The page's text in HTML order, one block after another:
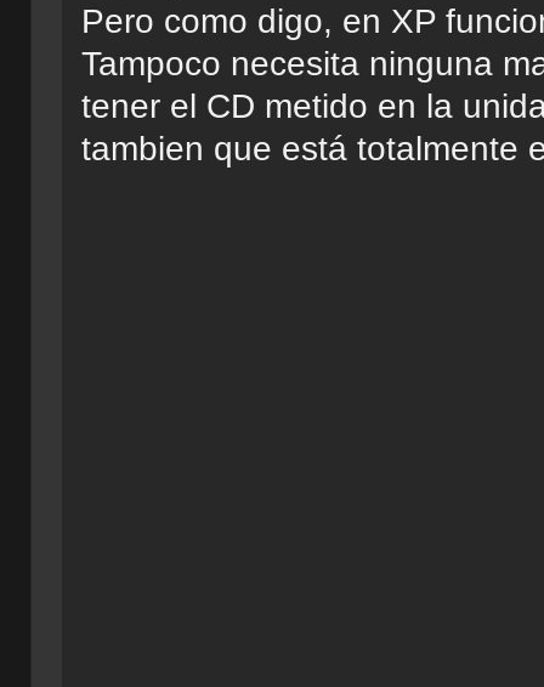
Pero como digo, en XP
Tampoco necesita ninguna
tener el CD metido en la
tambien que está totalmente